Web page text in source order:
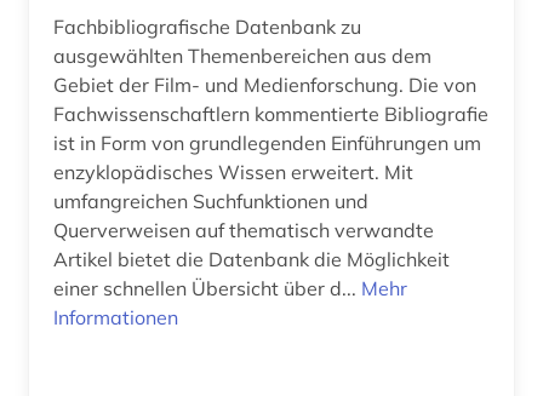
filmwissenschaft (1)
flandern (1)
flötenmusik (1)
forschung (3)
franklin (1)
Fachbibliografische Datenbank zu
ausgewählten Themenbereichen aus dem
Gebiet der Film- und Medienforschung. Die von
Fachwissenschaftlern kommentierte Bibliografie
ist in Form von grundlegenden Einführungen um
enzyklopädisches Wissen erweitert. Mit
umfangreichen Suchfunktionen und
Querverweisen auf thematisch verwandte
Artikel bietet die Datenbank die Möglichkeit
einer schnellen Übersicht über d... Mehr
Informationen